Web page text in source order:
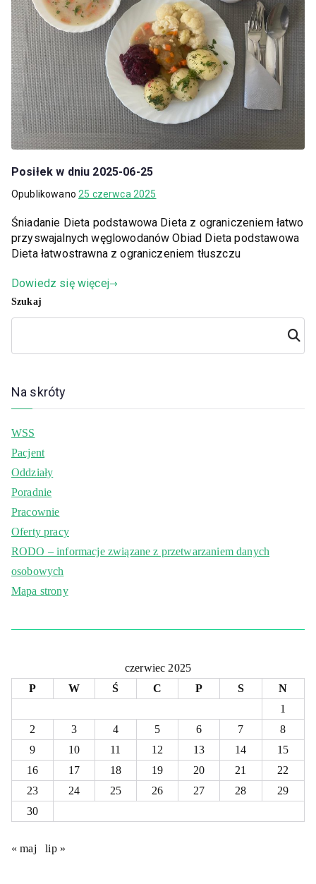
Posiłek w dniu 2025-06-25
Opublikowano25 czerwca 2025
Śniadanie Dieta podstawowa Dieta z ograniczeniem łatwo
przyswajalnych węglowodanów Obiad Dieta podstawowa
Dieta łatwostrawna z ograniczeniem tłuszczu
Dowiedz się więcej
Szukaj
Szuka
j
Na skróty
WSS
Pacjent
Oddziały
Poradnie
Pracownie
Oferty pracy
RODO – informacje związane z przetwarzaniem danych
osobowych
Mapa strony
czerwiec 2025
P
W Ś C P S
N
1
2
3 4 5 6 7
8
9
10 11 12 13 14
15
16
17 18 19 20 21
22
23
24 25 26 27 28
29
30
« maj lip »